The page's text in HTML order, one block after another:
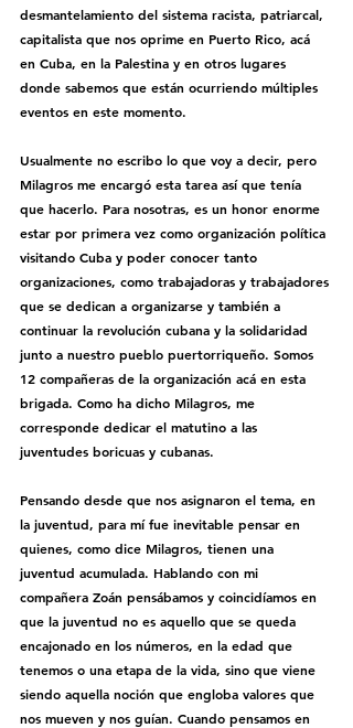
desmantelamiento del sistema racista, patriarcal,
capitalista que nos oprime en Puerto Rico, acá
en Cuba, en la Palestina y en otros lugares
donde sabemos que están ocurriendo múltiples
eventos en este momento.
Usualmente no escribo lo que voy a decir, pero
Milagros me encargó esta tarea así que tenía
que hacerlo. Para nosotras, es un honor enorme
estar por primera vez como organización política
visitando Cuba y poder conocer tanto
organizaciones, como trabajadoras y trabajadores
que se dedican a organizarse y también a
continuar la revolución cubana y la solidaridad
junto a nuestro pueblo puertorriqueño. Somos
12 compañeras de la organización acá en esta
brigada. Como ha dicho Milagros, me
corresponde dedicar el matutino a las
juventudes boricuas y cubanas.
Pensando desde que nos asignaron el tema, en
la juventud, para mí fue inevitable pensar en
quienes, como dice Milagros, tienen una
juventud acumulada. Hablando con mi
compañera Zoán pensábamos y coincidíamos en
que la juventud no es aquello que se queda
encajonado en los números, en la edad que
tenemos o una etapa de la vida, sino que viene
siendo aquella noción que engloba valores que
nos mueven y nos guían. Cuando pensamos en